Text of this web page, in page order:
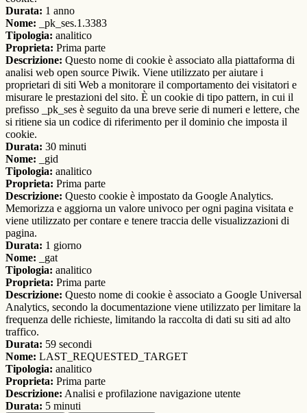
Durata: 1 anno
Nome: _pk_ses.1.3383
Tipologia: analitico
Proprieta: Prima parte
Descrizione: Questo nome di cookie è associato alla piattaforma di
analisi web open source Piwik. Viene utilizzato per aiutare i
proprietari di siti Web a monitorare il comportamento dei visitatori e
misurare le prestazioni del sito. È un cookie di tipo pattern, in cui il
prefisso _pk_ses è seguito da una breve serie di numeri e lettere, che
si ritiene sia un codice di riferimento per il dominio che imposta il
cookie.
Durata: 30 minuti
Nome: _gid
Tipologia: analitico
Proprieta: Prima parte
Descrizione: Questo cookie è impostato da Google Analytics.
Memorizza e aggiorna un valore univoco per ogni pagina visitata e
viene utilizzato per contare e tenere traccia delle visualizzazioni di
pagina.
Durata: 1 giorno
Nome: _gat
Tipologia: analitico
Proprieta: Prima parte
Descrizione: Questo nome di cookie è associato a Google Universal
Analytics, secondo la documentazione viene utilizzato per limitare la
frequenza delle richieste, limitando la raccolta di dati su siti ad alto
traffico.
Durata: 59 secondi
Nome: LAST_REQUESTED_TARGET
Tipologia: analitico
Proprieta: Prima parte
Descrizione: Analisi e profilazione navigazione utente
Durata: 5 minuti